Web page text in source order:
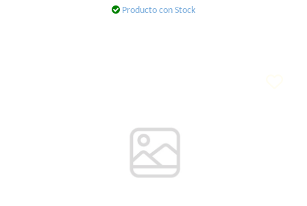
Producto con Stock